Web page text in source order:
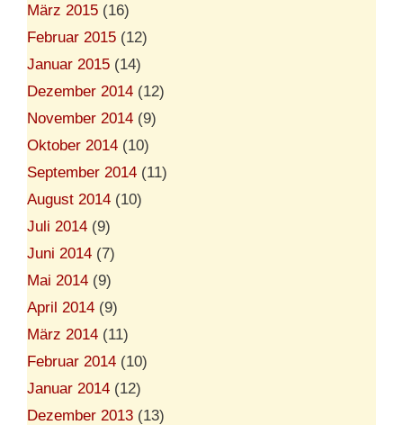
März 2015 (16)
Februar 2015 (12)
Januar 2015 (14)
Dezember 2014 (12)
November 2014 (9)
Oktober 2014 (10)
September 2014 (11)
August 2014 (10)
Juli 2014 (9)
Juni 2014 (7)
Mai 2014 (9)
April 2014 (9)
März 2014 (11)
Februar 2014 (10)
Januar 2014 (12)
Dezember 2013 (13)